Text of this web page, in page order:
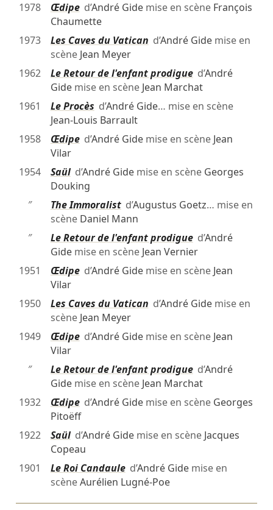
1978
Œdiped’André Gidemise en scène François
Chaumette
1973
Les Caves du Vatican d’André Gidemise en
scène Jean Meyer
1962
Le Retour de l'enfant prodigued’André
Gidemise en scène Jean Marchat
1961
Le Procès d’André Gide… mise en scène
Jean-Louis Barrault
1958
Œdiped’André Gidemise en scène Jean
Vilar
1954
Saüld’André Gidemise en scène Georges
Douking
″
The Immoralistd’Augustus Goetz… mise en
scène Daniel Mann
″
Le Retour de l'enfant prodigued’André
Gidemise en scène Jean Vernier
1951
Œdiped’André Gidemise en scène Jean
Vilar
1950
Les Caves du Vatican d’André Gidemise en
scène Jean Meyer
1949
Œdiped’André Gidemise en scène Jean
Vilar
″
Le Retour de l'enfant prodigued’André
Gidemise en scène Jean Marchat
1932
Œdiped’André Gidemise en scène Georges
Pitoëff
1922
Saüld’André Gidemise en scène Jacques
Copeau
1901
Le Roi Candauled’André Gidemise en
scèneAurélien Lugné-Poe